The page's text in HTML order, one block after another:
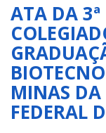
ATA DA
MINAS DA
FEDERAL